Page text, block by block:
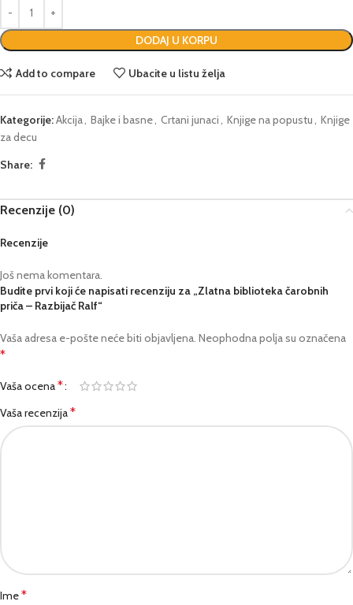
DODAJ U KORPU
Add to compare Ubacite u listu želja
Kategorije:Akcija, Bajke i basne, Crtani junaci, Knjige na popustu, Knjige
za decu
Share:
Recenzije (0)
Recenzije
Još nema komentara.
Budite prvi koji će napisati recenziju za „Zlatna biblioteka čarobnih
priča – Razbijač Ralf“
Vaša adresa e-pošte neće biti objavljena. Neophodna polja su označena
*
Vaša ocena*
Vaša recenzija*
Ime*